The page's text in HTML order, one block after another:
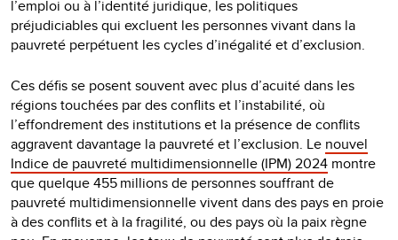
l’emploi ou à l’identité juridique, les politiques
préjudiciables qui excluent les personnes vivant dans la
pauvreté perpétuent les cycles d’inégalité et d’exclusion.
Ces défis se posent souvent avec plus d’acuité dans les
régions touchées par des conflits et l’instabilité, où
l’effondrement des institutions et la présence de conflits
aggravent davantage la pauvreté et l’exclusion. Le nouvel
Indice de pauvreté multidimensionnelle (IPM) 2024 montre
que quelque 455 millions de personnes souffrant de
pauvreté multidimensionnelle vivent dans des pays en proie
à des conflits et à la fragilité, ou des pays où la paix règne